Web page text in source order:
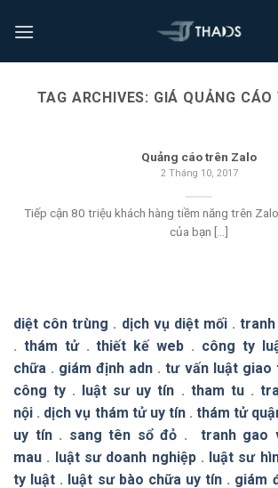
TAG ARCHIVES: GIÁ QUẢNG CÁO
Quảng cáo trên Zalo
2 Tháng 10, 2017
Tiếp cận 80 triệu khách hàng tiềm năng trên
của bạn [...]
diệt côn trùng . dịch vụ diệt mối .
. thám tử.thiết kế web . công ty
chữa . giám định adn .tư vấn luật giao
công ty . luật sư uy tín . tham tu.
nội . dịch vụ thám tử uy tín.thám tử
uy tín. sang tên sổ đỏ . tranh gao
mau . luật sư doanh nghiệp. luật sư
ty luật . luật sư bào chữa uy tín . giám